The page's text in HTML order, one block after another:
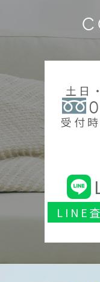
土日
受付
LINE